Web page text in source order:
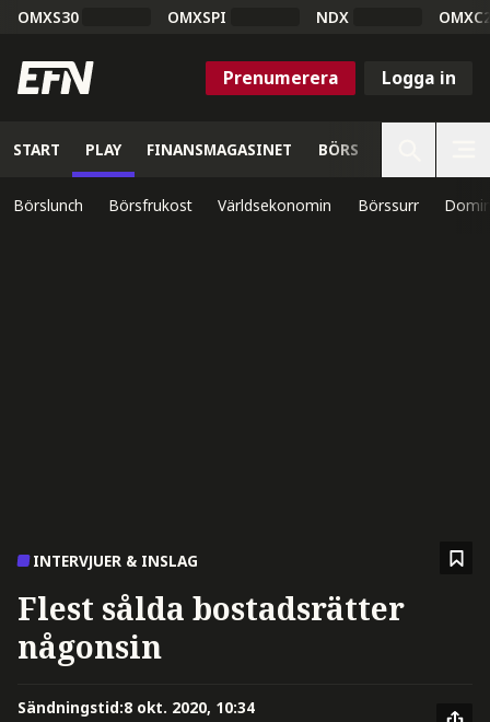
OMXS30 OMXSPI NDX
Prenumerera Logga in
START PLAY FINANSMAGASINET BÖRS
Börslunch Börsfrukost Världsekonomin Börssurr
INTERVJUER & INSLAG
Flest sålda bostadsrätter
någonsin
Sändningstid:8 okt. 2020, 10:34